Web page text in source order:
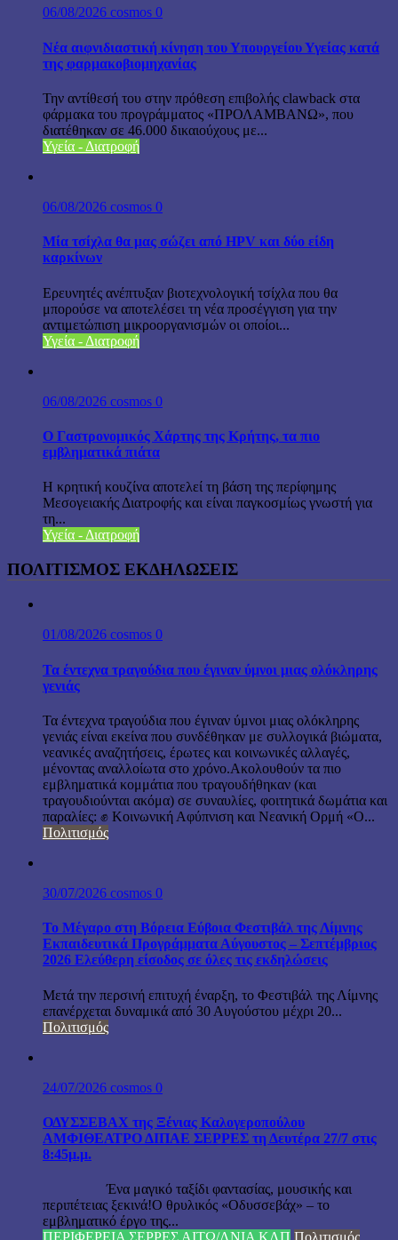
06/08/2026 cosmos 0
Νέα αιφνιδιαστική κίνηση του Υπουργείου Υγείας κατά
της φαρμακοβιομηχανίας
Την αντίθεσή του στην πρόθεση επιβολής clawback στα
φάρμακα του προγράμματος «ΠΡΟΛΑΜΒΑΝΩ», που
διατέθηκαν σε 46.000 δικαιούχους με...
Υγεία - Διατροφή
06/08/2026 cosmos 0
Μία τσίχλα θα μας σώζει από HPV και δύο είδη
καρκίνων
Ερευνητές ανέπτυξαν βιοτεχνολογική τσίχλα που θα
μπορούσε να αποτελέσει τη νέα προσέγγιση για την
αντιμετώπιση μικροοργανισμών οι οποίοι...
Υγεία - Διατροφή
06/08/2026 cosmos 0
Ο Γαστρονομικός Χάρτης της Κρήτης, τα πιο
εμβληματικά πιάτα
Η κρητική κουζίνα αποτελεί τη βάση της περίφημης
Μεσογειακής Διατροφής και είναι παγκοσμίως γνωστή για
τη...
Υγεία - Διατροφή
ΠΟΛΙΤΙΣΜΟΣ ΕΚΔΗΛΩΣΕΙΣ
01/08/2026 cosmos 0
Τα έντεχνα τραγούδια που έγιναν ύμνοι μιας ολόκληρης
γενιάς
Τα έντεχνα τραγούδια που έγιναν ύμνοι μιας ολόκληρης
γενιάς είναι εκείνα που συνδέθηκαν με συλλογικά βιώματα,
νεανικές αναζητήσεις, έρωτες και κοινωνικές αλλαγές,
μένοντας αναλλοίωτα στο χρόνο.Ακολουθούν τα πιο
εμβληματικά κομμάτια που τραγουδήθηκαν (και
τραγουδιούνται ακόμα) σε συναυλίες, φοιτητικά δωμάτια και
παραλίες: ✊ Κοινωνική Αφύπνιση και Νεανική Ορμή «Ο...
Πολιτισμός
30/07/2026 cosmos 0
Το Μέγαρο στη Βόρεια Εύβοια Φεστιβάλ της Λίμνης
Εκπαιδευτικά Προγράμματα Αύγουστος – Σεπτέμβριος
2026 Ελεύθερη είσοδος σε όλες τις εκδηλώσεις
Μετά την περσινή επιτυχή έναρξη, το Φεστιβάλ της Λίμνης
επανέρχεται δυναμικά από 30 Αυγούστου μέχρι 20...
Πολιτισμός
24/07/2026 cosmos 0
ΟΔΥΣΣΕΒΑΧ της Ξένιας Καλογεροπούλου
ΑΜΦΙΘΕΑΤΡΟ ΔΙΠΑΕ ΣΕΡΡΕΣ τη Δευτέρα 27/7 στις
8:45μ.μ.
Ένα μαγικό ταξίδι φαντασίας, μουσικής και
περιπέτειας ξεκινά!Ο θρυλικός «Οδυσσεβάχ» – το
εμβληματικό έργο της...
ΠΕΡΙΦΕΡΕΙΑ ΣΕΡΡΕΣ ΑΙΤΩ/ΛΝΙΑ ΚΛΠ Πολιτισμός